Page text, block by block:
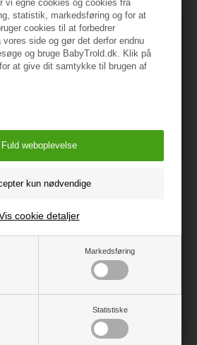
vi egne cookies og cookies fra
statistik, markedsføring og for at
cookies til at forbedrer
vores side og gør det derfor endnu
og bruge BabyTrold.dk. Klik på
at give dit samtykke til brugen af
Markedsføring
Statistiske
cookie detaljer
Light Grey Melange str. 80